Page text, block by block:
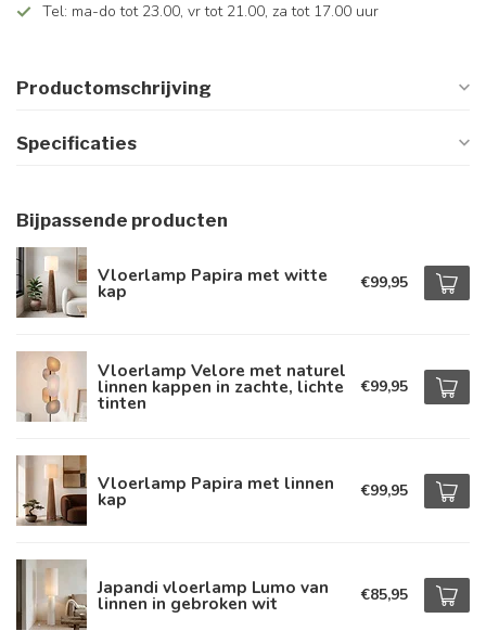
Tel: ma-do tot 23.00, vr tot 21.00, za tot 17.00 uur
Productomschrijving
Specificaties
Bijpassende producten
Vloerlamp Papira met witte
kap €99,95
Vloerlamp Velore met naturel
linnen kappen in zachte, lichte
tinten
€99,95
Vloerlamp Papira met linnen
kap €99,95
Japandi vloerlamp Lumo van
linnen in gebroken wit €85,95